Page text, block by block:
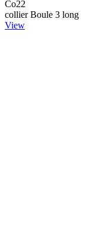
Co22
collier Boule 3 long
View